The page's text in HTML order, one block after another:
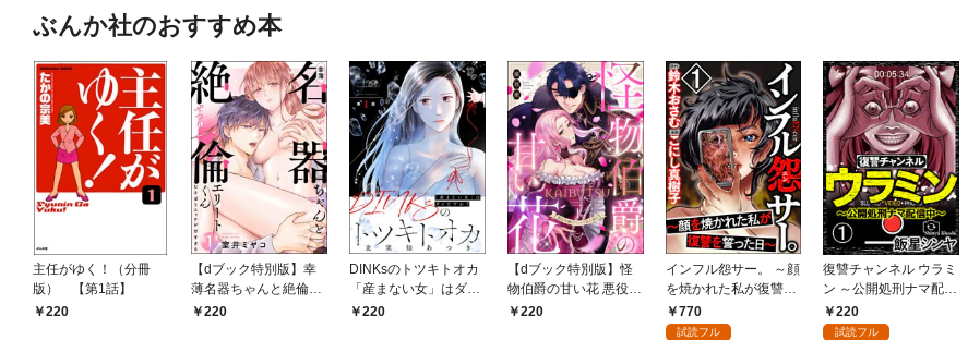
ぶんか社のおすすめ本
主任がゆく！（分冊
版） 【第1話】
220
【dブック特別版】幸
薄名器ちゃんと絶倫エ
リートくん むさぼりエ
220
DINKsのトツキトオカ
「産まない女」はダメ
ですか？（分冊版）
220
【dブック特別版】怪
物伯爵の甘い花 悪役令
嬢はベッドで乱れ散る
220
インフル怨サー。 ～顔
を焼かれた私が復讐を
誓った日～ （1）
770
試読フル
復讐チャンネル ウラミ
ン ～公開処刑ナマ配信
中～（分冊版） 【第
1話】
220
試読フル